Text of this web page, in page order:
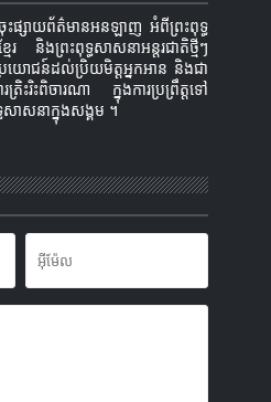
ផ្សាយព័ត៌មានអនឡាញ អំពីព្រះពុទ្ធ
ែរ និងព្រះពុទ្ធសាសនាអន្តរជាតិថ្មីៗ
រយោជន៍ដល់ប្រិយមិត្តអ្នកអាន និងជា
រត្រិះរិះពិចារណា ក្នុងការប្រព្រឹត្តទៅ
ធសាសនាក្នុងសង្គម ។